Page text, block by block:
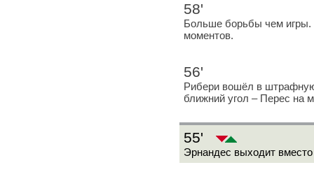
58'
Больше борьбы чем игры.
моментов.
56'
Рибери вошёл в
ближний угол – Перес на
55'
Эрнандес выходит